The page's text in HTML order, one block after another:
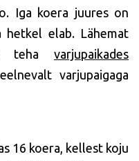
Iga koera juures on
hetkel elab. Lähemat
teha varjupaikades
varjupaigaga
16 koera, kellest koju